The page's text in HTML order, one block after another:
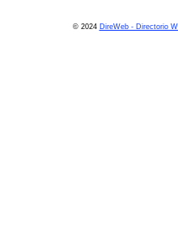
© 2024 DireWeb - Directorio